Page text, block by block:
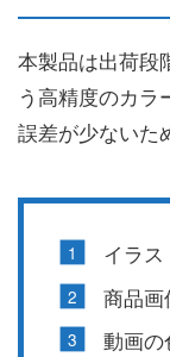
本製品は出荷段
う高精度のカ
誤差が少ないた
イラ
商品画
動画